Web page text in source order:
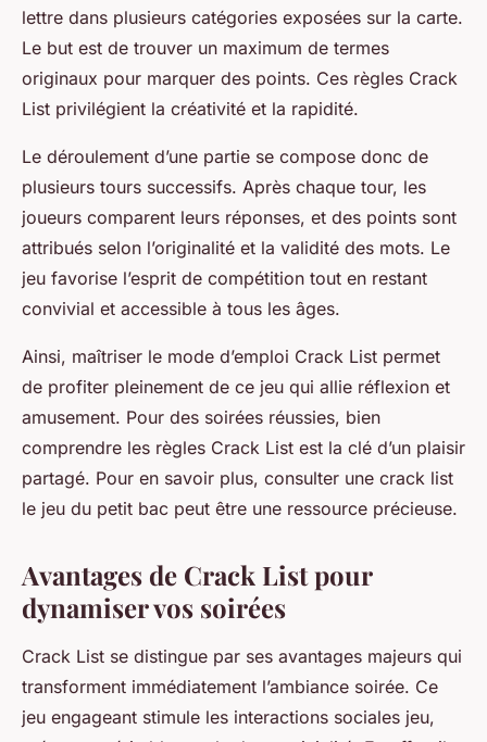
lettre dans plusieurs catégories exposées sur la carte.
Le but est de trouver un maximum de termes
originaux pour marquer des points. Ces règles Crack
List privilégient la créativité et la rapidité.
Le déroulement d’une partie se compose donc de
plusieurs tours successifs. Après chaque tour, les
joueurs comparent leurs réponses, et des points sont
attribués selon l’originalité et la validité des mots. Le
jeu favorise l’esprit de compétition tout en restant
convivial et accessible à tous les âges.
Ainsi, maîtriser le mode d’emploi Crack List permet
de profiter pleinement de ce jeu qui allie réflexion et
amusement. Pour des soirées réussies, bien
comprendre les règles Crack List est la clé d’un plaisir
partagé. Pour en savoir plus, consulter une crack list
le jeu du petit bac peut être une ressource précieuse.
Avantages de Crack List pour
dynamiser vos soirées
Crack List se distingue par ses avantages majeurs qui
transforment immédiatement l’ambiance soirée. Ce
jeu engageant stimule les interactions sociales jeu,